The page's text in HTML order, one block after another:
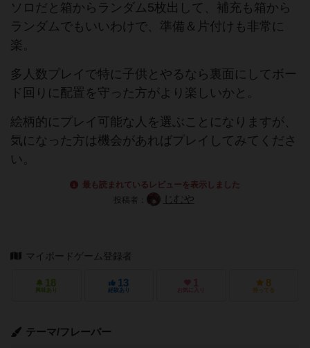
ソロだと箱からランダム5枚出して、補充も箱から
ランダムでもいいわけで、準備＆片付けも非常に
楽。
多人数プレイで特に子供とやるなら裏面にしてボー
ド回りに配置を守った方がより楽しいかと。
絵柄的にプレイ可能な人を選ぶことになりますが、
気になった方は機会があればプレイしてみてくださ
い。
最も読まれているレビューを表示しました
投稿者：
じむや
マイボードゲーム登録者
18
興味あり
13
経験あり
1
お気に入り
8
持ってる
テーマ/フレーバー